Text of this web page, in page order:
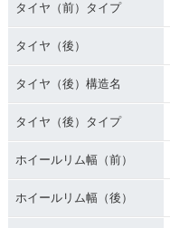
タイヤ（前）タイプ
タイヤ（後）
タイヤ（後）構造名
タイヤ（後）タイプ
ホイールリム幅（前）
ホイールリム幅（後）